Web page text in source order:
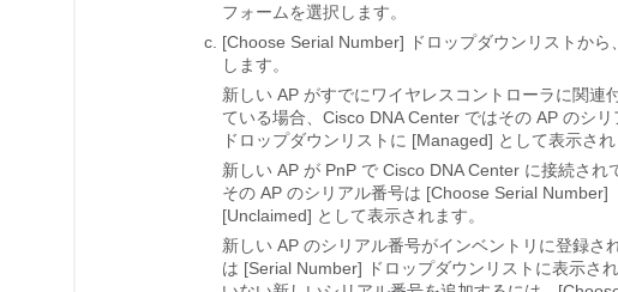
フォームを選択します。
[Choose Serial Number] ドロップダウンリストか
します。
新しい AP がすでにワイヤレスコントローラに関連
ている場合、 Cisco DNA Center ではその AP のシ
ドロップダウンリストに [Managed] として表示され
新しい AP が PnP で Cisco DNA Center に接続され
その AP のシリアル番号は [Choose Serial Number]
[Unclaimed] として表示されます。
新しい AP のシリアル番号がインベントリに登録さ
は [Serial Number] ドロップダウンリストに表示され